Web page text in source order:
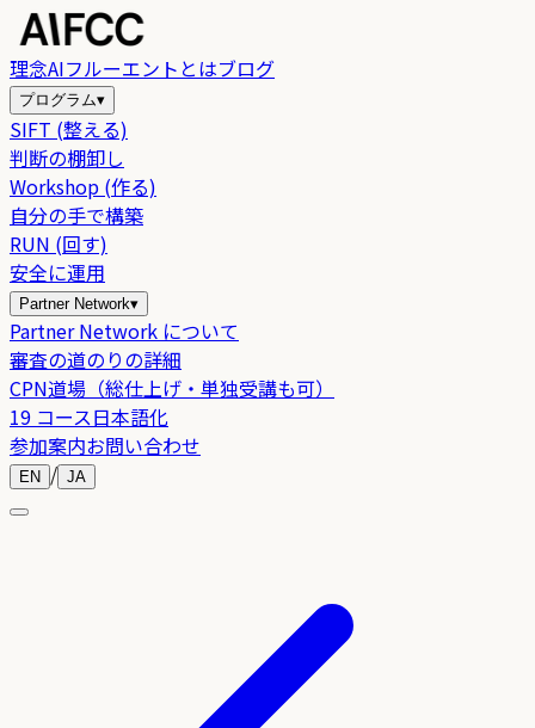
理念AIフルーエントとはブログ
プログラム▾
SIFT (整える)
判断の棚卸し
Workshop (作る)
自分の手で構築
RUN (回す)
安全に運用
Partner Network▾
Partner Network について
審査の道のりの詳細
CPN道場（総仕上げ・単独受講も可）
19 コース日本語化
参加案内お問い合わせ
EN / JA